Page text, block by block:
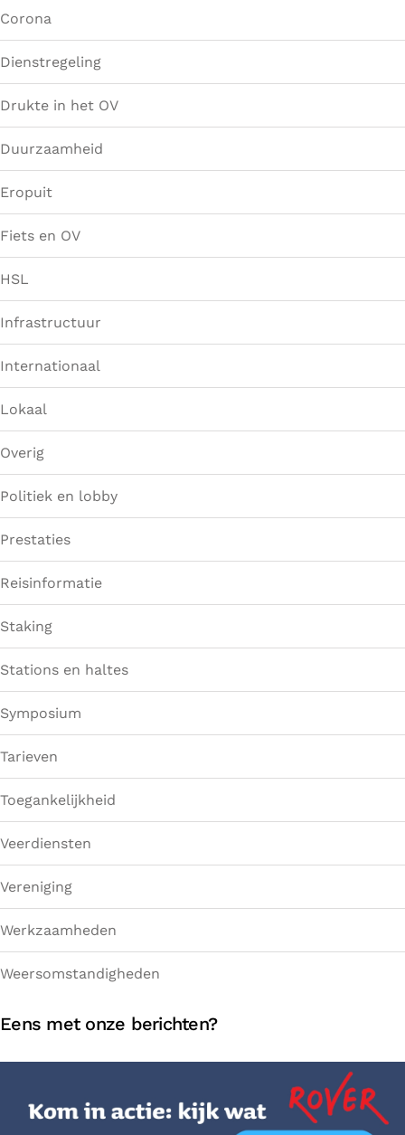
Corona
Dienstregeling
Drukte in het OV
Duurzaamheid
Eropuit
Fiets en OV
HSL
Infrastructuur
Internationaal
Lokaal
Overig
Politiek en lobby
Prestaties
Reisinformatie
Staking
Stations en haltes
Symposium
Tarieven
Toegankelijkheid
Veerdiensten
Vereniging
Werkzaamheden
Weersomstandigheden
Eens met onze berichten?